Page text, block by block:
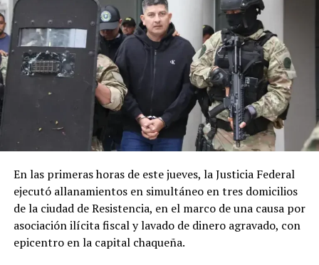
En las primeras horas de este jueves, la Justicia Federal
ejecutó allanamientos en simultáneo en tres domicilios
de la ciudad de Resistencia, en el marco de una causa por
asociación ilícita fiscal y lavado de dinero agravado, con
epicentro en la capital chaqueña.